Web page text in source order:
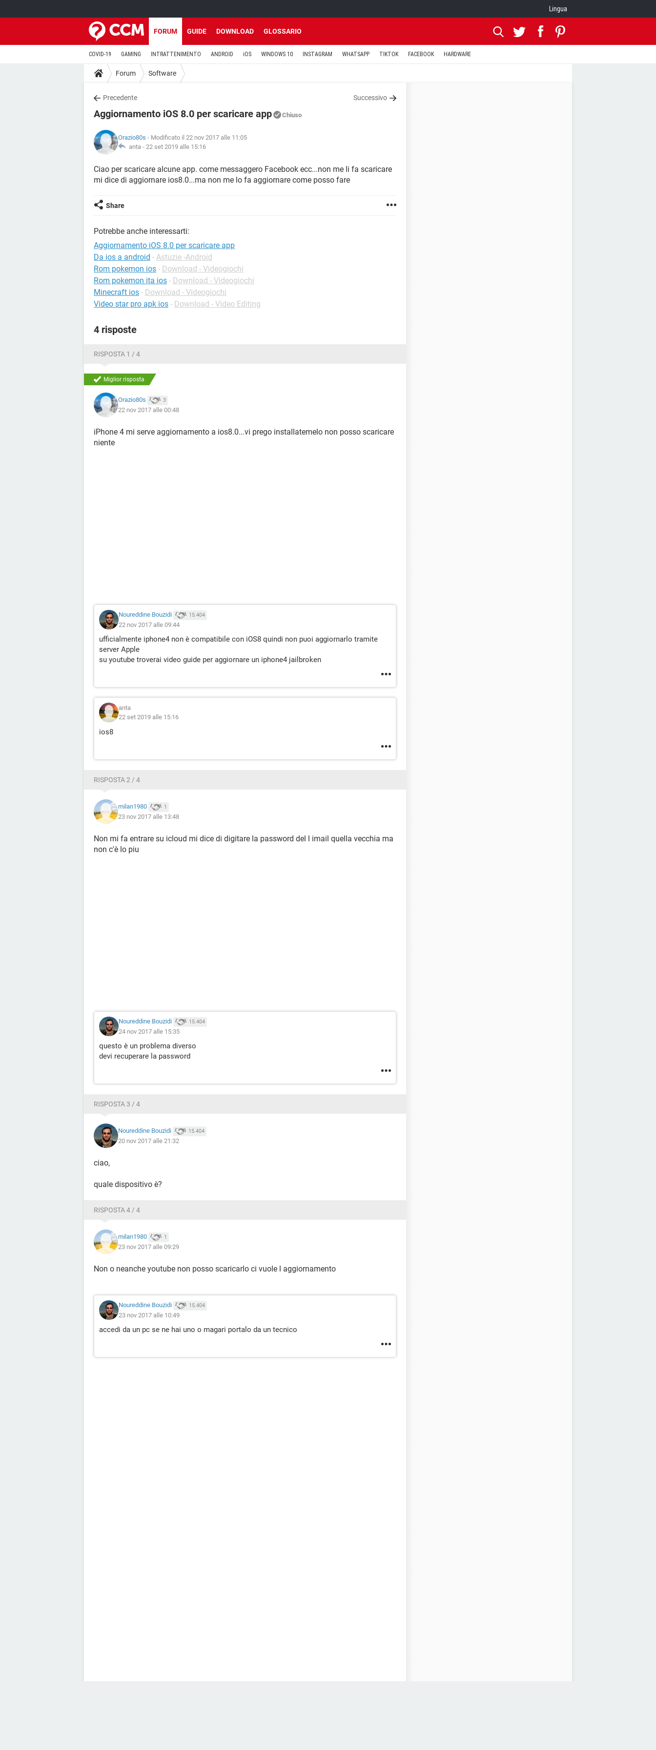
Lingua
FORUM GUIDE DOWNLOAD GLOSSARIO
COVID-19 GAMING INTRATTENIMENTO ANDROID iOS WINDOWS 10 INSTAGRAM WHATSAPP TIKTOK FACEBOOK HARDWARE
Forum Software
Precedente Successivo
Aggiornamento iOS 8.0 per scaricare app Chiuso
Orazio80s - Modificato il 22 nov 2017 alle 11:05
anta - 22 set 2019 alle 15:16
Ciao per scaricare alcune app. come messaggero Facebook ecc...non me li fa scaricare
mi dice di aggiornare ios8.0...ma non me lo fa aggiornare come posso fare
Share
Potrebbe anche interessarti:
Aggiornamento iOS 8.0 per scaricare app
Da ios a android - Astuzie -Android
Rom pokemon ios - Download - Videogiochi
Rom pokemon ita ios - Download - Videogiochi
Minecraft ios - Download - Videogiochi
Video star pro apk ios - Download - Video Editing
4 risposte
RISPOSTA 1 / 4
Miglior risposta
Orazio80s 3
22 nov 2017 alle 00:48
iPhone 4 mi serve aggiornamento a ios8.0...vi prego installatemelo non posso scaricare
niente
Noureddine Bouzidi 15.404
22 nov 2017 alle 09:44
ufficialmente iphone4 non è compatibile con iOS8 quindi non puoi aggiornarlo tramite
server Apple
su youtube troverai video guide per aggiornare un iphone4 jailbroken
anta
22 set 2019 alle 15:16
ios8
RISPOSTA 2 / 4
milan1980 1
23 nov 2017 alle 13:48
Non mi fa entrare su icloud mi dice di digitare la password del l imail quella vecchia ma
non c'è lo piu
Noureddine Bouzidi 15.404
24 nov 2017 alle 15:35
questo è un problema diverso
devi recuperare la password
RISPOSTA 3 / 4
Noureddine Bouzidi 15.404
20 nov 2017 alle 21:32
ciao,
quale dispositivo è?
RISPOSTA 4 / 4
milan1980 1
23 nov 2017 alle 09:29
Non o neanche youtube non posso scaricarlo ci vuole l aggiornamento
Noureddine Bouzidi 15.404
23 nov 2017 alle 10:49
accedi da un pc se ne hai uno o magari portalo da un tecnico